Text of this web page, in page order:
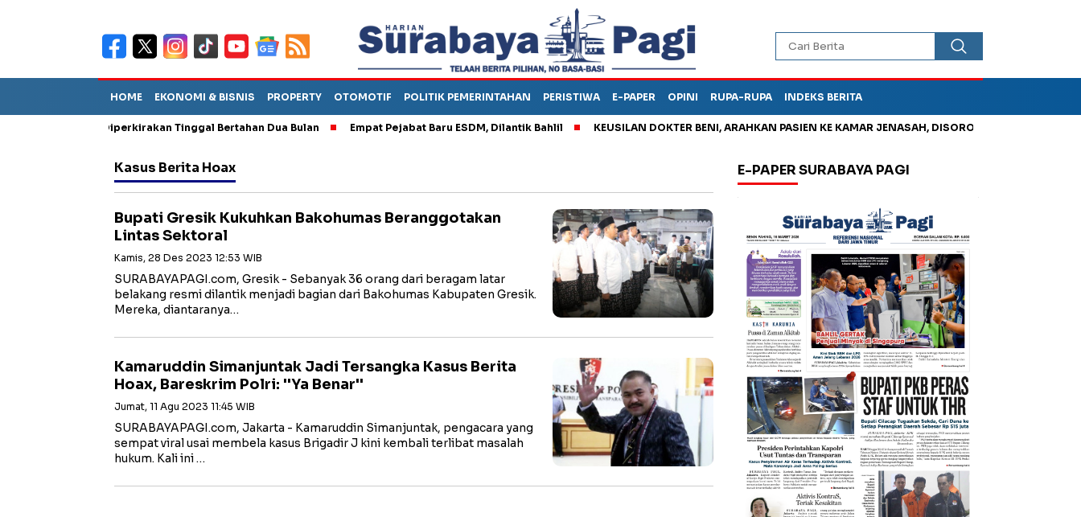
HOME EKONOMI & BISNIS PROPERTY OTOMOTIF POLITIK PEMERINTAHAN PERISTIWA E-PAPER OPINI RUPA-RUPA INDEKS BERITA
Sebut TPA Diperkirakan Tinggal Bertahan Dua Bulan Empat Pejabat Baru ESDM, Dilantik Bahlil KEUSILAN DOKTER BENI, ARAHKAN PASIEN KE KAMAR JENASAH, DISOROT
Kasus Berita Hoax
Bupati Gresik Kukuhkan Bakohumas Beranggotakan
Lintas Sektoral
Kamis, 28 Des 2023 12:53 WIB
SURABAYAPAGI.com, Gresik - Sebanyak 36 orang dari beragam latar
belakang resmi dilantik menjadi bagian dari Bakohumas Kabupaten Gresik.
Mereka, diantaranya…
Kamaruddin Simanjuntak Jadi Tersangka Kasus Berita
Hoax, Bareskrim Polri: ''Ya Benar''
Jumat, 11 Agu 2023 11:45 WIB
SURABAYAPAGI.com, Jakarta - Kamaruddin Simanjuntak, pengacara yang
sempat viral usai membela kasus Brigadir J kini kembali terlibat masalah
hukum. Kali ini …
E-PAPER SURABAYA PAGI